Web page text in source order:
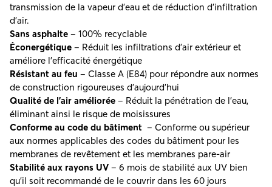
transmission de la vapeur d’eau et de réduction d’infiltration
d’air.
Sans asphalte – 100% recyclable
Éconergétique – Réduit les infiltrations d’air extérieur et
améliore l’efficacité énergétique
Résistant au feu – Classe A (E84) pour répondre aux normes
de construction rigoureuses d’aujourd’hui
Qualité de l’air améliorée – Réduit la pénétration de l’eau,
éliminant ainsi le risque de moisissures
Conforme au code du bâtiment – Conforme ou supérieur
aux normes applicables des codes du bâtiment pour les
membranes de revêtement et les membranes pare-air
Stabilité aux rayons UV – 6 mois de stabilité aux UV bien
qu’il soit recommandé de le couvrir dans les 60 jours